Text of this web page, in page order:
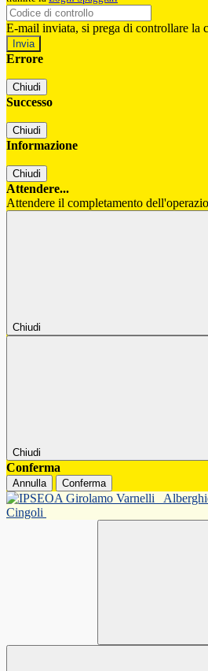
E-mail inviata, si prega di controllare la
Errore
Chiudi
Successo
Chiudi
Informazione
Chiudi
Attendere...
Attendere il completamento
Chiudi
Chiudi
Conferma
Annulla Conferma
Cingoli